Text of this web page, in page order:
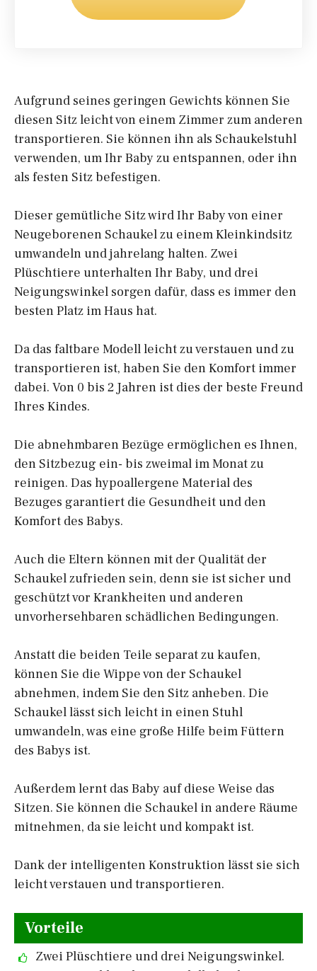
Aufgrund seines geringen Gewichts können Sie
diesen Sitz leicht von einem Zimmer zum anderen
transportieren. Sie können ihn als Schaukelstuhl
verwenden, um Ihr Baby zu entspannen, oder ihn
als festen Sitz befestigen.
Dieser gemütliche Sitz wird Ihr Baby von einer
Neugeborenen Schaukel zu einem Kleinkindsitz
umwandeln und jahrelang halten. Zwei
Plüschtiere unterhalten Ihr Baby, und drei
Neigungswinkel sorgen dafür, dass es immer den
besten Platz im Haus hat.
Da das faltbare Modell leicht zu verstauen und zu
transportieren ist, haben Sie den Komfort immer
dabei. Von 0 bis 2 Jahren ist dies der beste Freund
Ihres Kindes.
Die abnehmbaren Bezüge ermöglichen es Ihnen,
den Sitzbezug ein- bis zweimal im Monat zu
reinigen. Das hypoallergene Material des
Bezuges garantiert die Gesundheit und den
Komfort des Babys.
Auch die Eltern können mit der Qualität der
Schaukel zufrieden sein, denn sie ist sicher und
geschützt vor Krankheiten und anderen
unvorhersehbaren schädlichen Bedingungen.
Anstatt die beiden Teile separat zu kaufen,
können Sie die Wippe von der Schaukel
abnehmen, indem Sie den Sitz anheben. Die
Schaukel lässt sich leicht in einen Stuhl
umwandeln, was eine große Hilfe beim Füttern
des Babys ist.
Außerdem lernt das Baby auf diese Weise das
Sitzen. Sie können die Schaukel in andere Räume
mitnehmen, da sie leicht und kompakt ist.
Dank der intelligenten Konstruktion lässt sie sich
leicht verstauen und transportieren.
Vorteile
Zwei Plüschtiere und drei Neigungswinkel.